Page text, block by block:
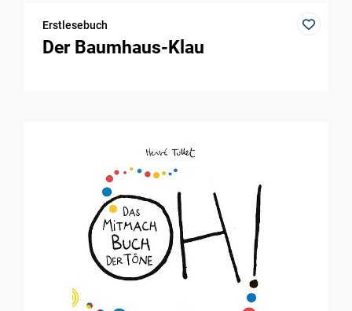
Erstlesebuch
Der Baumhaus-Klau